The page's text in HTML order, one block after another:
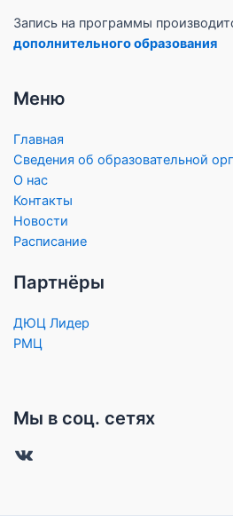
Запись на программы
дополнительного образования
Меню
Главная
Сведения об образовательной
О нас
Контакты
Новости
Расписание
Партнёры
ДЮЦ Лидер
РМЦ
Мы в соц. сетях